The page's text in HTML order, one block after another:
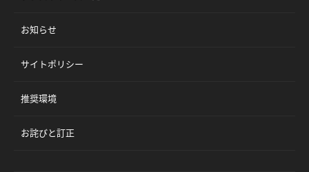
お知らせ
サイトポリシー
推奨環境
お詫びと訂正